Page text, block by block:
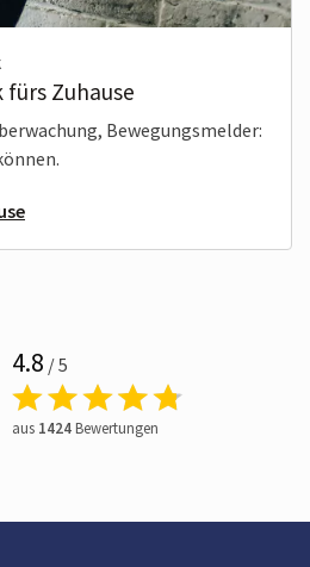
Zuhause
Bewegungsmelder:
4.8 / 5
aus 1424Bewertungen